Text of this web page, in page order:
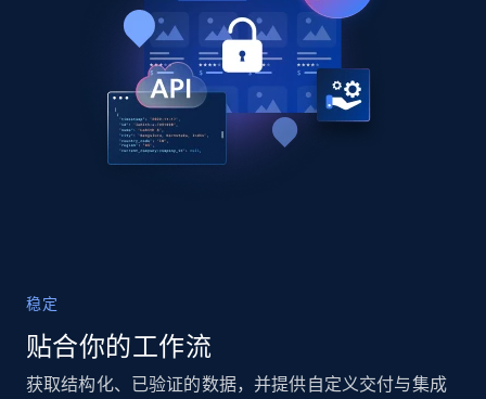
ID, User posted, Name, Description, Date
posted, Photos, URL, Quoted post, and more.
Social media
10.4K+ 1.2K+
Account id, Nickname, Biography, Awg
Like engagement rate, Bio link, Predicted lang,
稳定
贴合你的工作流
获取结构化、已验证的数据，并提供自定义交付与集成